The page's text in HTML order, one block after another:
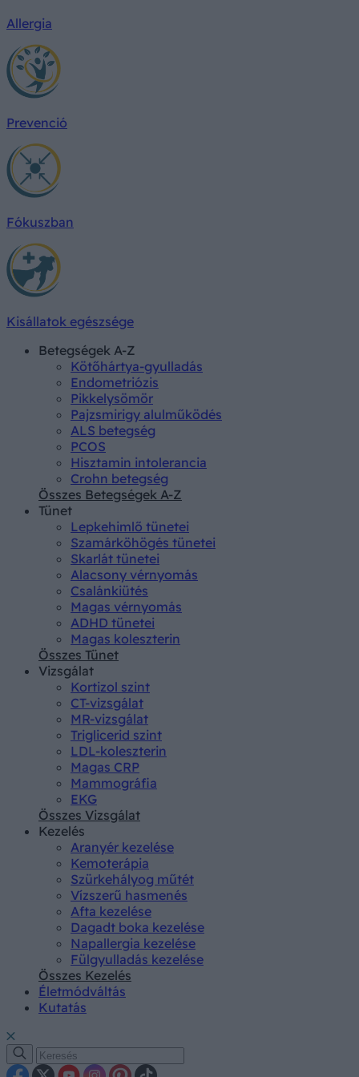
Allergia
Prevenció
Fókuszban
Kisállatok egészsége
Betegségek A-Z
Kötőhártya-gyulladás
Endometriózis
Pikkelysömör
Pajzsmirigy alulműködés
ALS betegség
PCOS
Hisztamin intolerancia
Crohn betegség
Összes Betegségek A-Z
Tünet
Lepkehimlő tünetei
Szamárköhögés tünetei
Skarlát tünetei
Alacsony vérnyomás
Csalánkiütés
Magas vérnyomás
ADHD tünetei
Magas koleszterin
Összes Tünet
Vizsgálat
Kortizol szint
CT-vizsgálat
MR-vizsgálat
Triglicerid szint
LDL-koleszterin
Magas CRP
Mammográfia
EKG
Összes Vizsgálat
Kezelés
Aranyér kezelése
Kemoterápia
Szürkehályog műtét
Vízszerű hasmenés
Afta kezelése
Dagadt boka kezelése
Napallergia kezelése
Fülgyulladás kezelése
Összes Kezelés
Életmódváltás
Kutatás